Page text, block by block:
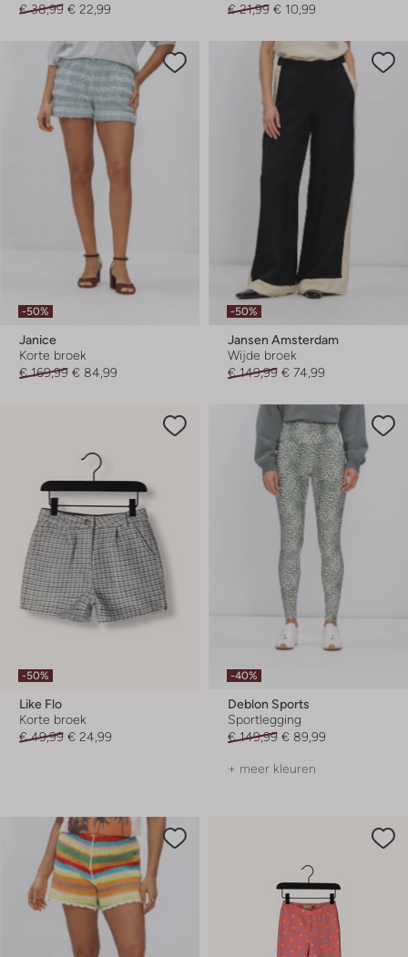
€ 38,99 € 22,99
€ 21,99 € 10,99
-50%
Janice
Korte broek
€ 169,99 € 84,99
-50%
Jansen Amsterdam
Wijde broek
€ 149,99 € 74,99
-50%
Like Flo
Korte broek
€ 49,99 € 24,99
-40%
Deblon Sports
Sportlegging
€ 149,99 € 89,99
+ meer kleuren